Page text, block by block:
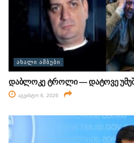
ᲐᲮᲐᲚᲘ ᲐᲛᲑᲔᲑᲘ
დაბლოკე ტროლი — დატოვე
აგვისტო 6, 2026